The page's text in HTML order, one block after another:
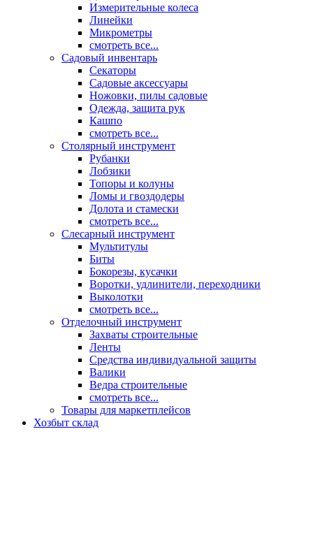
Измерительные колеса
Линейки
Микрометры
смотреть все...
Садовый инвентарь
Секаторы
Садовые аксессуары
Ножовки, пилы садовые
Одежда, защита рук
Кашпо
смотреть все...
Столярный инструмент
Рубанки
Лобзики
Топоры и колуны
Ломы и гвоздодеры
Долота и стамески
смотреть все...
Слесарный инструмент
Мультитулы
Биты
Бокорезы, кусачки
Воротки, удлинители, переходники
Выколотки
смотреть все...
Отделочный инструмент
Захваты строительные
Ленты
Средства индивидуальной защиты
Валики
Ведра строительные
смотреть все...
Товары для маркетплейсов
Хозбыт склад